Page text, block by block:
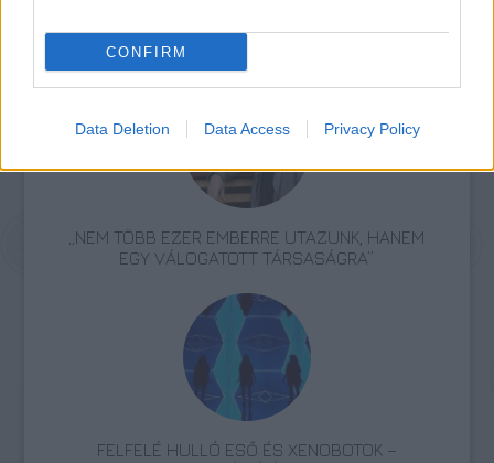
CONFIRM
Data Deletion Data Access Privacy Policy
AZ EMBERSÉG ÜNNEPE
„NEM TÖBB EZER EMBERRE UTAZUNK, HANEM
EGY VÁLOGATOTT TÁRSASÁGRA”
FELFELÉ HULLÓ ESŐ ÉS XENOBOTOK –